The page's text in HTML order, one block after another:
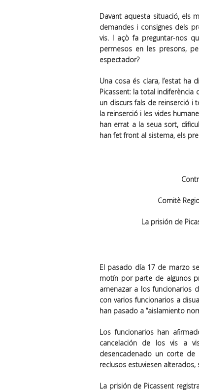
Davant aquesta situació, els
demandes i consignes dels
vis. I açò fa preguntar-nos
permesos en les presons,
espectador?
Una cosa és clara, l’estat ha
Picassent: la total indiferència
un discurs fals de reinserció i
la reinserció i les vides
han errat a la seua sort,
han fet front al sistema, els
Comitè
La prisión de
El pasado día 17 de marzo
motín por parte de algunos
amenazar a los funcionarios
con varios funcionarios a
han pasado a “aislamiento
Los funcionarios han
cancelación de los vis a
desencadenado un corte
reclusos estuviesen alterados,
La prisión de Picassent